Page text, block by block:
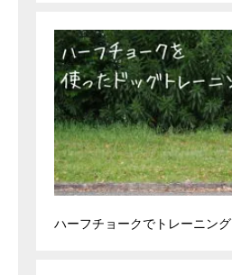
ハーフチョークでトレーニング